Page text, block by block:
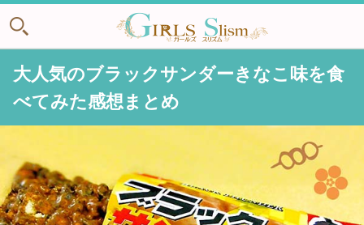
大人気のブラックサンダーきなこ味を食
べてみた感想まとめ